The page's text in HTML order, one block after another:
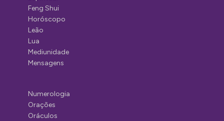
Feng Shui
Horóscopo
Leão
Lua
Mediunidade
Mensagens
Numerologia
Orações
Oráculos